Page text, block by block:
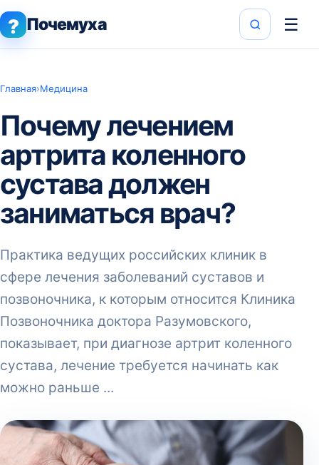
? Почемуха ☰
Главная›Медицина
Почему лечением
артрита коленного
сустава должен
заниматься врач?
Практика ведущих российских клиник в
сфере лечения заболеваний суставов и
позвоночника, к которым относится Клиника
Позвоночника доктора Разумовского,
показывает, при диагнозе артрит коленного
сустава, лечение требуется начинать как
можно раньше ...